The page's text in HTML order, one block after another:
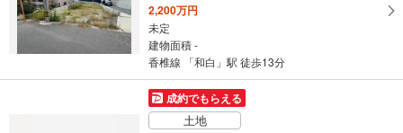
2,200万円
未定
建物面積 -
香椎線 「和白」駅 徒歩13分
成約でもらえる
土地